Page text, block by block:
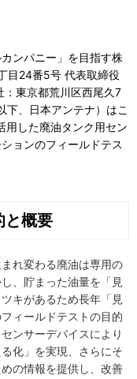
ンパニー」を目指す株
目24番5号 代表取締役
：東京都荒川区西尾久7
、日本アンテナ）はこ
用した廃油タンク用セン
ョンのフィールドテス
と概要
れ変わる廃油は専用の
、貯まった油量を「見
キがあるため長年「見
ィールドテストの目的
ンサーデバイスにより
化」を実現、さらにそ
の情報を提供し、改善
ENGLISH